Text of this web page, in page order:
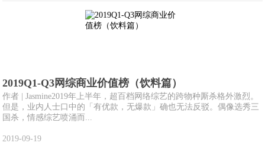
2019Q1-Q3网综商业价值榜（饮料篇）
作者 | Jasmine2019年上半年，超百档网络综艺的跨物种厮杀格外激烈。
但是，业内人士口中的「有优款，无爆款」确也无法反驳。偶像选秀三
国杀，情感综艺喷涌而...
2019-09-19